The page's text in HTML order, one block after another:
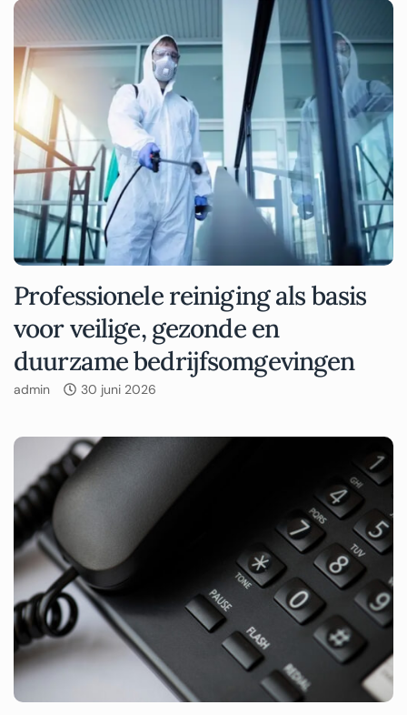
Professionele reiniging als basis
voor veilige, gezonde en
duurzame bedrijfsomgevingen
admin 30 juni 2026